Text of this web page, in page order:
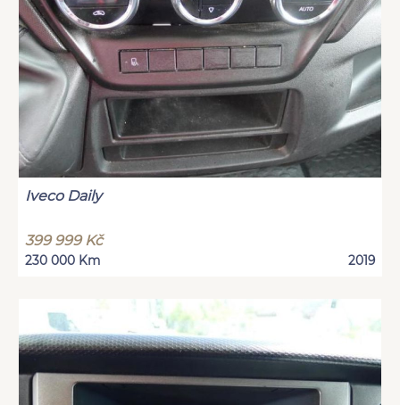
Iveco Daily
399 999 Kč
230 000 Km 2019